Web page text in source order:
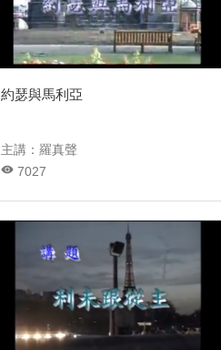
約瑟與馬利亞
主講：羅真聲
7027